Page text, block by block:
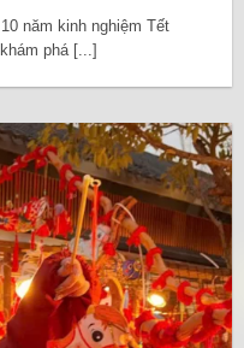
năm kinh nghiệm Tết
phá [...]